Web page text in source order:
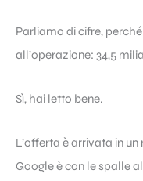
Parliamo di cifre,
all’operazione: 34,5
Sì, hai letto bene.
L’offerta è arrivata in
Google è con le spalle